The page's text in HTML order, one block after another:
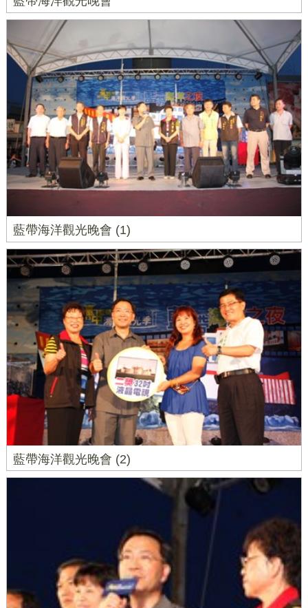
藍帶海洋觀光晚會 (1)
藍帶海洋觀光晚會 (2)